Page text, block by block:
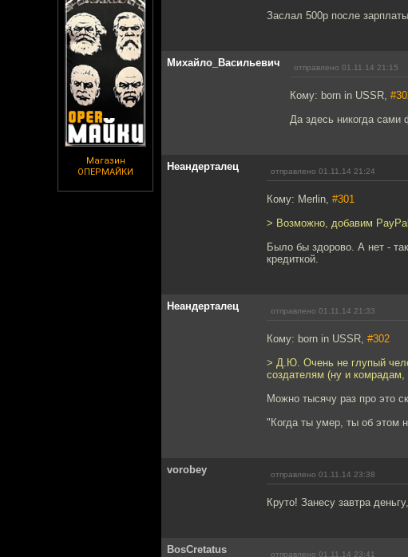
Магазин
ОПЕРМАЙКИ
Заслал 500р после
Михайло_Васильевич отправлено 01.11.14 21:15
Кому: bоrn in USSR,
Да здесь никогда
Неандерталец отправлено 01.11.14 21:24
Кому: Merlin, #301
> Возможно, добавим PayPal
Было бы здорово. А нет -
кредиткой.
Неандерталец отправлено 01.11.14 21:33
Кому: bоrn in USSR, #302
> Д.Ю. Очень не глупый
создателям (ну и комрадам,
Можно тысячу раз про это
"Когда ты умер, ты об этом
vorobey отправлено 01.11.14 23:38
Круто! Занесу завтра
BosCretatus отправлено 01.11.14 23:41